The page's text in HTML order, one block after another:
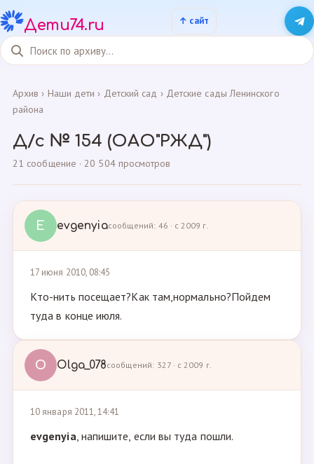
Дети74.ru
Архив › Наши дети › Детский сад › Детские сады Ленинского
района
Д/с № 154 (ОАО"РЖД")
21 сообщение · 20 504 просмотров
E evgenyiaсообщений: 46 · с 2009 г.
17 июня 2010, 08:45
Кто-нить посещает?Как там,нормально?Пойдем
туда в конце июля.
O Olga_078сообщений: 327 · с 2009 г.
10 января 2011, 14:41
evgenyia, напишите, если вы туда пошли.